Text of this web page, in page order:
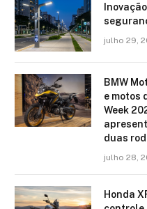
julho 29,
BMW
e motos
Week
duas
julho 28,
Honda